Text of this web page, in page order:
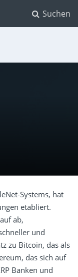
Suchen
Systems, hat
etabliert.
ab,
und
zu Bitcoin, das als
das sich auf
Banken und